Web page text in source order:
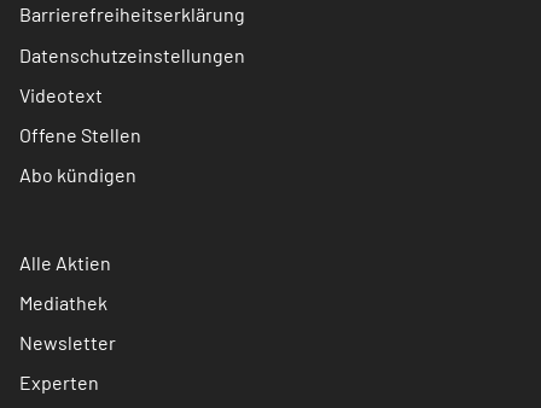
Barrierefreiheitserklärung
Datenschutzeinstellungen
Videotext
Offene Stellen
Abo kündigen
Alle Aktien
Mediathek
Newsletter
Experten